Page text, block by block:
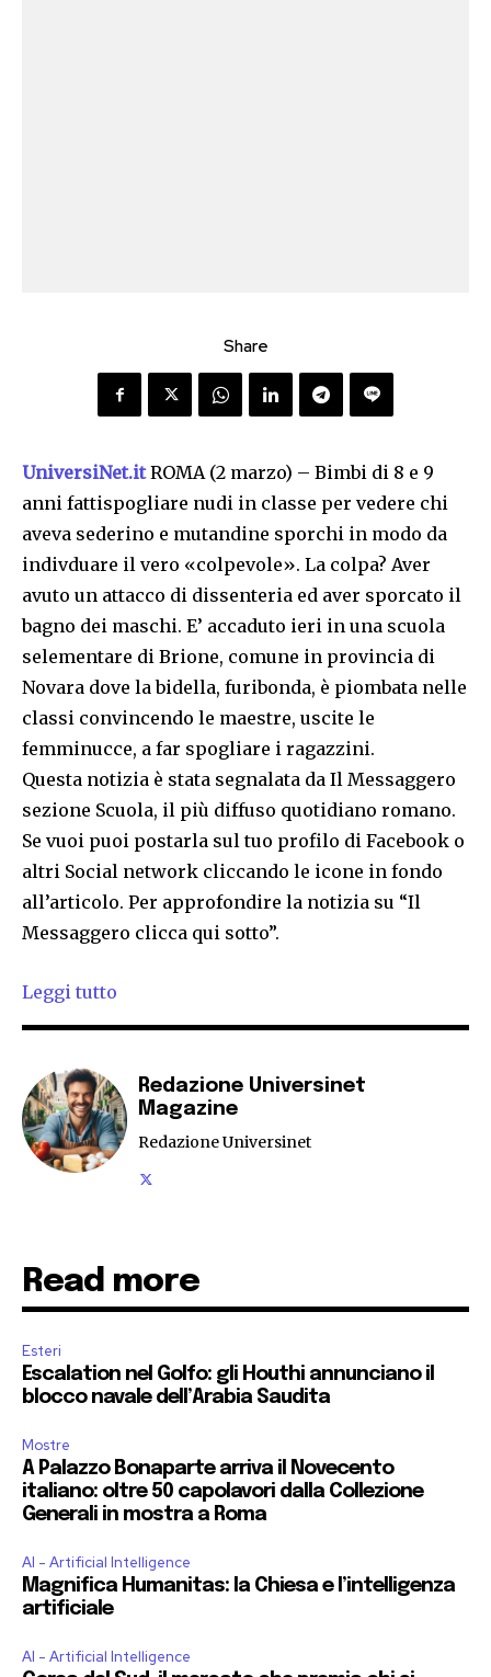
Share
UniversiNet.it ROMA (2 marzo) – Bimbi di 8 e 9
anni fattispogliare nudi in classe per vedere chi
aveva sederino e mutandine sporchi in modo da
indivduare il vero «colpevole». La colpa? Aver
avuto un attacco di dissenteria ed aver sporcato il
bagno dei maschi. E’ accaduto ieri in una scuola
selementare di Brione, comune in provincia di
Novara dove la bidella, furibonda, è piombata nelle
classi convincendo le maestre, uscite le
femminucce, a far spogliare i ragazzini.
Questa notizia è stata segnalata da Il Messaggero
sezione Scuola, il più diffuso quotidiano romano.
Se vuoi puoi postarla sul tuo profilo di Facebook o
altri Social network cliccando le icone in fondo
all’articolo. Per approfondire la notizia su “Il
Messaggero clicca qui sotto”.
Leggi tutto
Redazione Universinet
Magazine
Redazione Universinet
Read more
Esteri
Escalation nel Golfo: gli Houthi annunciano il
blocco navale dell’Arabia Saudita
Mostre
A Palazzo Bonaparte arriva il Novecento
italiano: oltre 50 capolavori dalla Collezione
Generali in mostra a Roma
AI - Artificial Intelligence
Magnifica Humanitas: la Chiesa e l’intelligenza
artificiale
AI - Artificial Intelligence